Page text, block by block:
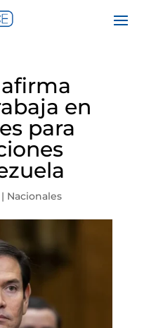
en
para
Nacionales